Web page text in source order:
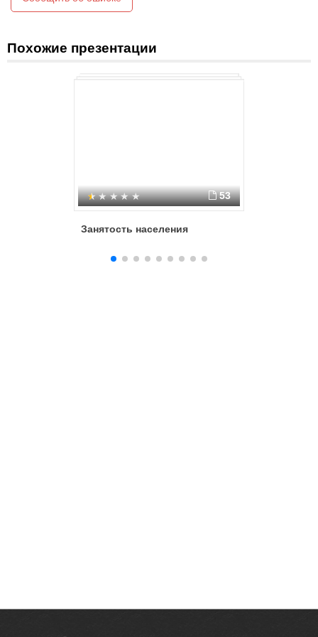
Похожие презентации
53
Занятость населения